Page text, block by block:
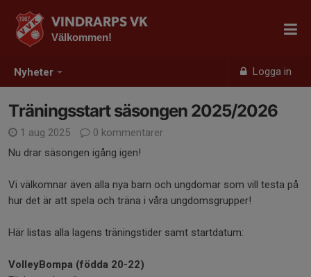
Nyheter Logga in
VINDRARPS VK
Välkommen!
Träningsstart säsongen 2025/2026
1 aug 2025
0 kommentarer
Nu drar säsongen igång igen!
Vi välkomnar även alla nya barn och ungdomar som vill testa på
hur det är att spela och träna i våra ungdomsgrupper!
Här listas alla lagens träningstider samt startdatum:
VolleyBompa (födda 20-22)